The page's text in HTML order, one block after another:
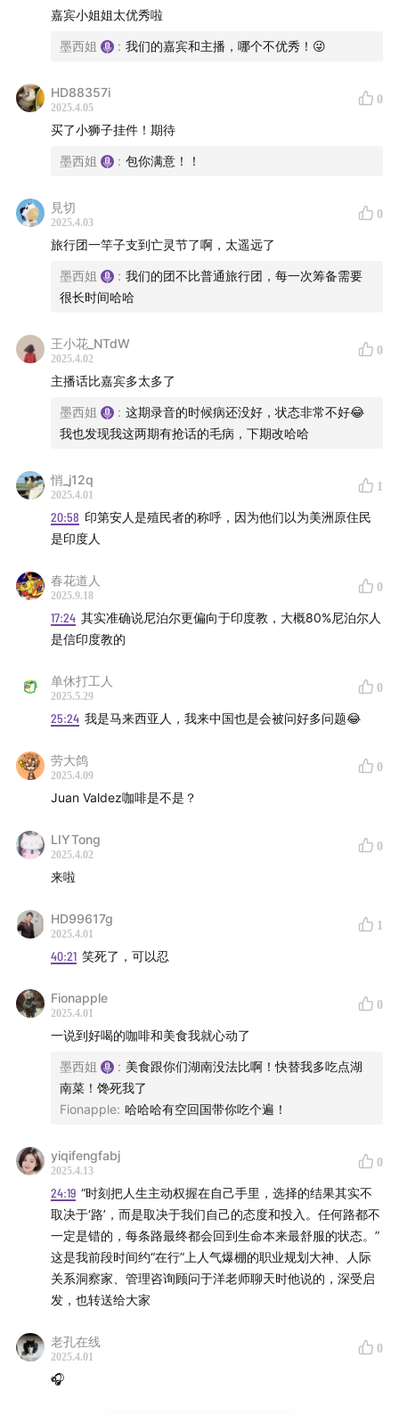
也请大家关注瑛姐的微店，选购瑛姐为大家精挑细选的墨
西哥手工艺品，为《墨西姐生活》多续一秒！
本期节目图片集
嘉宾小姐姐太优秀啦
墨西姐 : 我们的嘉宾和主播，哪个不优秀！😜
HD88357i
2025.4.05
0
买了小狮子挂件！期待
墨西姐 : 包你满意！！
見切
2025.4.03
0
旅行团一竿子支到亡灵节了啊，太遥远了
墨西姐 : 我们的团不比普通旅行团，每一次筹备需要
很长时间哈哈
王小花_NTdW
2025.4.02
0
主播话比嘉宾多太多了
墨西姐 : 这期录音的时候病还没好，状态非常不好😂
我也发现我这两期有抢话的毛病，下期改哈哈
悄_j12q
2025.4.01
1
20:58 印第安人是殖民者的称呼，因为他们以为美洲原住民
是印度人
春花道人
2025.9.18
0
17:24 其实准确说尼泊尔更偏向于印度教，大概80%尼泊尔人
是信印度教的
单休打工人
2025.5.29
0
25:24 我是马来西亚人，我来中国也是会被问好多问题😂
劳大鸽
2025.4.09
0
Juan Valdez咖啡是不是？
LIYTong
2025.4.02
0
来啦
HD99617g
2025.4.01
1
40:21 笑死了，可以忍
Fionapple
2025.4.01
0
一说到好喝的咖啡和美食我就心动了
墨西姐 : 美食跟你们湖南没法比啊！快替我多吃点湖
南菜！馋死我了
Fionapple: 哈哈哈有空回国带你吃个遍！
yiqifengfabj
2025.4.13
0
24:19 “时刻把人生主动权握在自己手里，选择的结果其实不
取决于‘路’，而是取决于我们自己的态度和投入。任何路都不
一定是错的，每条路最终都会回到生命本来最舒服的状态。”
这是我前段时间约“在行”上人气爆棚的职业规划大神、人际
关系洞察家、管理咨询顾问于洋老师聊天时他说的，深受启
发，也转送给大家
老孔在线
2025.4.01
0
🎧